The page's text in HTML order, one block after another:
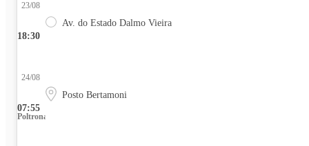
18:30
23/08
Av. do Estado Dalmo Vieira
07:55
24/08
Posto Bertamoni
Poltrona